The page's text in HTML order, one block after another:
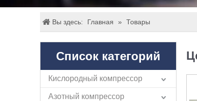
Вы здесь: Главная » Товары
Список категорий
Кислородный компрессор
Азотный компрессор